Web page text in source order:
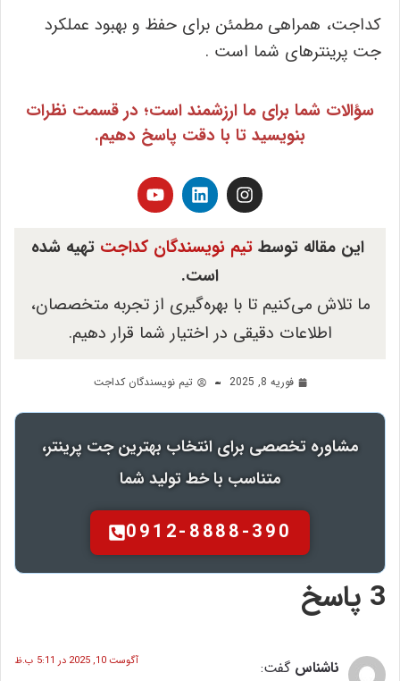
کداجت، همراهی مطمئن برای حفظ و بهبود عملکرد
جت پرینترهای شما است .
سؤالات شما برای ما ارزشمند است؛ در قسمت نظرات
بنویسید تا با دقت پاسخ دهیم.
این مقاله توسطتیم نویسندگان کداجتتهیه شده
است.
ما تلاش می‌کنیم تا با بهره‌گیری از تجربه متخصصان،
اطلاعات دقیقی در اختیار شما قرار دهیم.
فوریه 8, 2025 تیم نویسندگان کداجت
مشاوره تخصصی برای انتخاب بهترین جت پرینتر،
متناسب با خط تولید شما
0912-8888-390
ناشناس گفت: آگوست 10, 2025 در 5:11 ب.ظ